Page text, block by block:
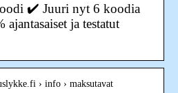
✔️ Juuri nyt 6 koodia
ja testatut
› info › maksutavat